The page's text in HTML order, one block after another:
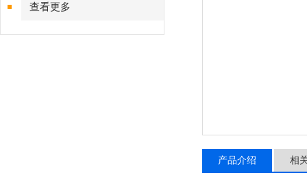
查看更多
产品介绍 相